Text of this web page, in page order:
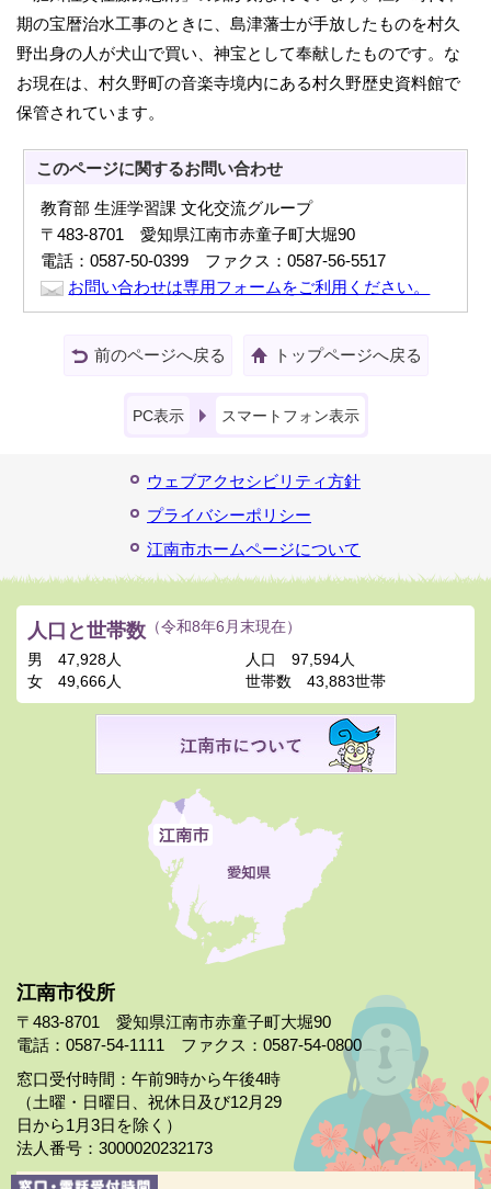
期の宝暦治水工事のときに、島津藩士が手放したものを村久
野出身の人が犬山で買い、神宝として奉献したものです。な
お現在は、村久野町の音楽寺境内にある村久野歴史資料館で
保管されています。
このページに関するお問い合わせ
教育部 生涯学習課 文化交流グループ
〒483-8701 愛知県江南市赤童子町大堀90
電話：0587-50-0399 ファクス：0587-56-5517
お問い合わせは専用フォームをご利用ください。
前のページへ戻る トップページへ戻る
PC表示 スマートフォン表示
ウェブアクセシビリティ方針
プライバシーポリシー
江南市ホームページについて
江南市役所
〒483-8701 愛知県江南市赤童子町大堀90
電話：0587-54-1111 ファクス：0587-54-0800
窓口受付時間：午前9時から午後4時
（土曜・日曜日、祝休日及び12月29
日から1月3日を除く）
法人番号：3000020232173
人口と世帯数 （令和8年6月末現在）
男
47,928人
女
49,666人
人口
97,594人
世帯数
43,883世帯